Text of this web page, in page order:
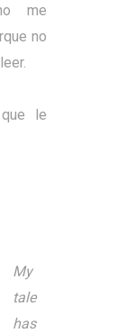
me
no
le
My
tale
has